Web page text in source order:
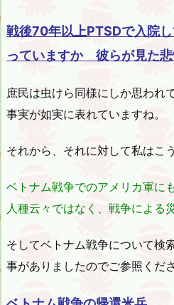
戦後70年以上PTSDで入院
っていますか 彼らが見た
庶民は虫けら同様にしか思われ
事実が如実に表れていますね。
それから、それに対して私はこ
ベトナム戦争でのアメリカ軍に
人種云々ではなく、戦争による
そしてベトナム戦争について検
事がありましたのでご参照くださ